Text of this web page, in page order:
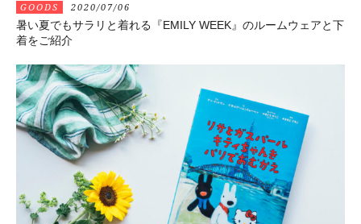
GOODS 2020/07/06
暑い夏でもサラリと着れる『EMILY WEEK』のルームウェアと下
着をご紹介